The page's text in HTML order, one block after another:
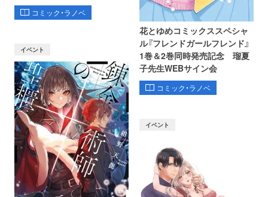
コミック・ラノベ
花とゆめコミックススペシャ
ル『フレンドガールフレンド』
1巻＆2巻同時発売記念 瑠夏
子先生WEBサイン会
コミック・ラノベ
イベント
イベント